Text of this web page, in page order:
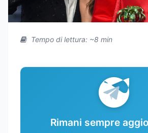
Tempo di lettura: ~8 min
Rimani sempre